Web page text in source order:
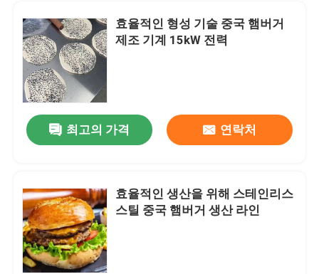
효율적인 형성 기술 중국 햄버거
제조 기계 15kW 전력
최고의 가격 연락처
효율적인 생산을 위해 스테인리스
스틸 중국 햄버거 생산 라인